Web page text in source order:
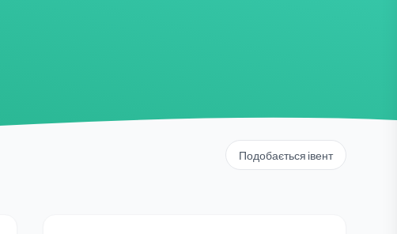
Подобається івент